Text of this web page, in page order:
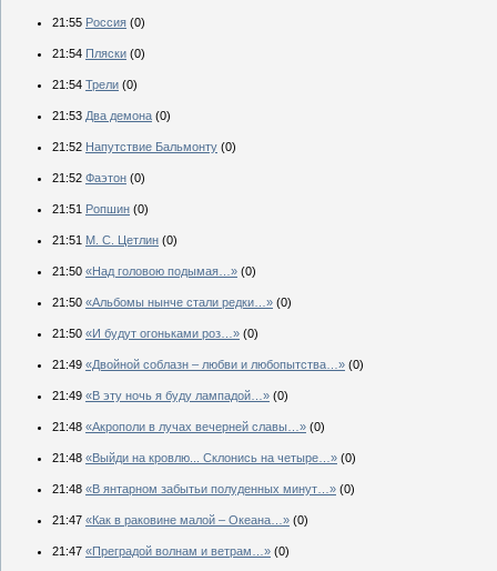
21:55 Россия (0)
21:54 Пляски (0)
21:54 Трели (0)
21:53 Два демона (0)
21:52 Напутствие Бальмонту (0)
21:52 Фаэтон (0)
21:51 Ропшин (0)
21:51 М. С. Цетлин (0)
21:50 «Над головою подымая…» (0)
21:50 «Альбомы нынче стали редки…» (0)
21:50 «И будут огоньками роз…» (0)
21:49 «Двойной соблазн – любви и любопытства…» (0)
21:49 «В эту ночь я буду лампадой…» (0)
21:48 «Акрополи в лучах вечерней славы…» (0)
21:48 «Выйди на кровлю... Склонись на четыре…» (0)
21:48 «В янтарном забытьи полуденных минут…» (0)
21:47 «Как в раковине малой – Океана…» (0)
21:47 «Преградой волнам и ветрам…» (0)